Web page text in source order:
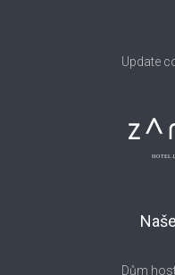
Update
Dům